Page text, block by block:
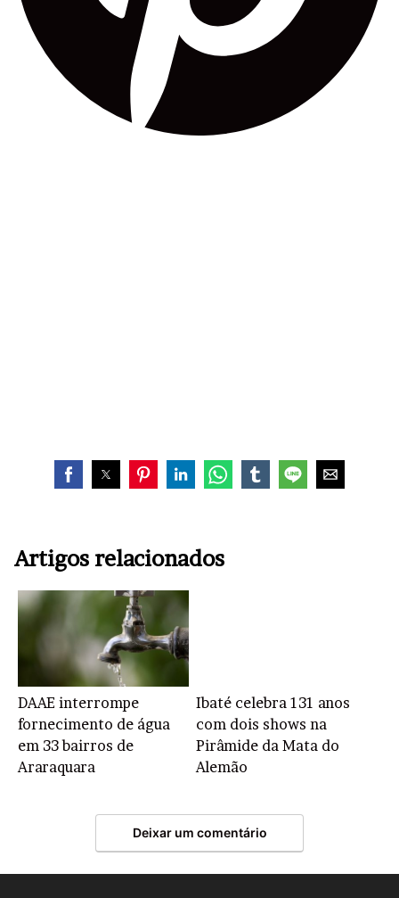
Artigos relacionados
DAAE interrompe
fornecimento de água
em 33 bairros de
Araraquara
Ibaté celebra 131 anos
com dois shows na
Pirâmide da Mata do
Alemão
Deixar um comentário